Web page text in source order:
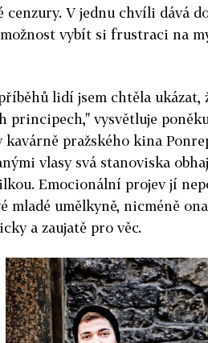
cenzury. V jednu chvíli dává
vybít si frustraci na
lidí jsem chtěla ukázat,
principech," vysvětluje
kavárně pražského kina
vlasy svá stanoviska
Emocionální projev jí
mladé umělkyně, nicméně
a zaujatě pro věc.